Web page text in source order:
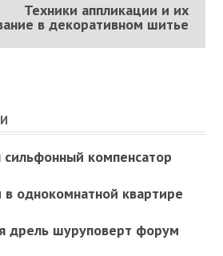
Техники аппликации и их
в декоративном шитье
компенсатор
в однокомнатной квартире
дрель шуруповерт форум